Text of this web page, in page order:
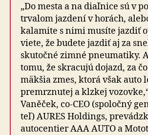
„Do mesta a na diaľnice sú v
trvalom jazdení v horách,
kalamite s nimi musíte jazdiť
viete, že budete jazdiť aj za
skutočné zimné pneumatiky.
tomu, že skracujú dojazd, za
mäkšia zmes, ktorá však auto
premrznutej a klzkej
Vaněček, co-CEO (spo­loč­ný
teľ) AURES Holdings,
auto­cen­tier AAA AUTO a